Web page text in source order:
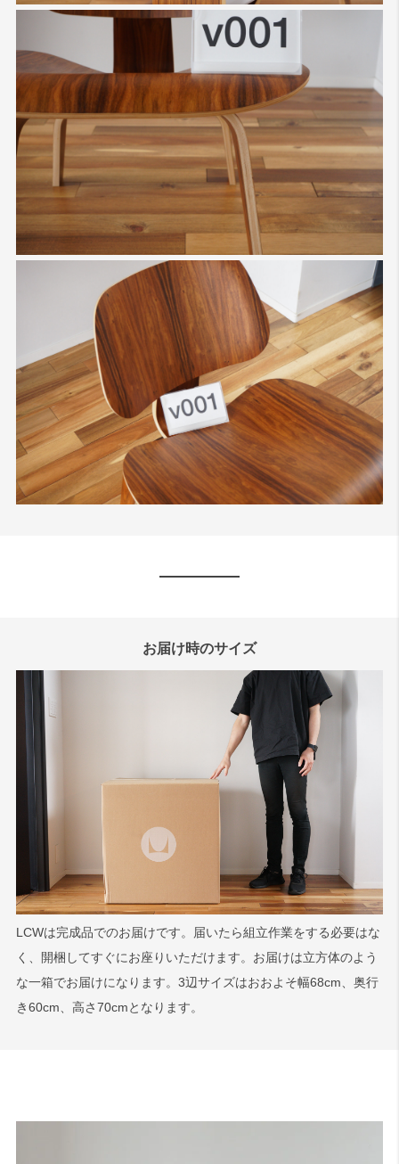
お届け時のサイズ
LCWは完成品でのお届けです。届いたら組立作業をする必要はな
く、開梱してすぐにお座りいただけます。お届けは立方体のよう
な一箱でお届けになります。3辺サイズはおおよそ幅68cm、奥行
き60cm、高さ70cmとなります。